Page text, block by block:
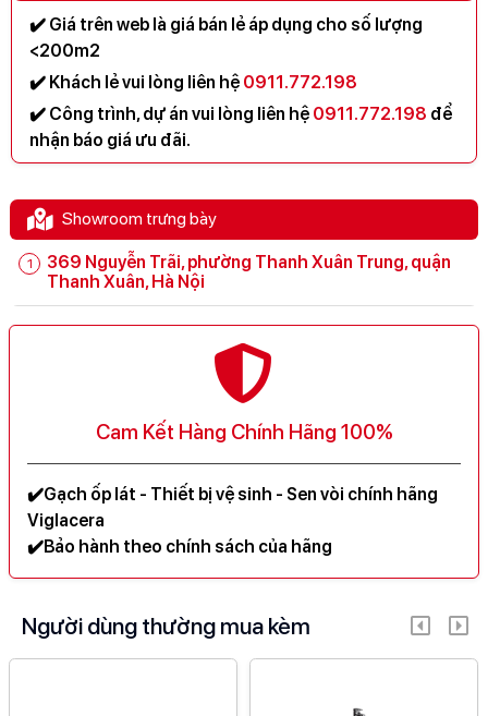
✔️ Giá trên web là giá bán lẻ áp dụng cho số lượng
<200m2
✔️ Khách lẻ vui lòng liên hệ 0911.772.198
✔️ Công trình, dự án vui lòng liên hệ 0911.772.198 để
nhận báo giá ưu đãi.
Showroom trưng bày
369 Nguyễn Trãi, phường Thanh Xuân Trung, quận
Thanh Xuân, Hà Nội
Cam Kết Hàng Chính Hãng 100%
✔️Gạch ốp lát - Thiết bị vệ sinh - Sen vòi chính hãng
Viglacera
✔️Bảo hành theo chính sách của hãng
Người dùng thường mua kèm